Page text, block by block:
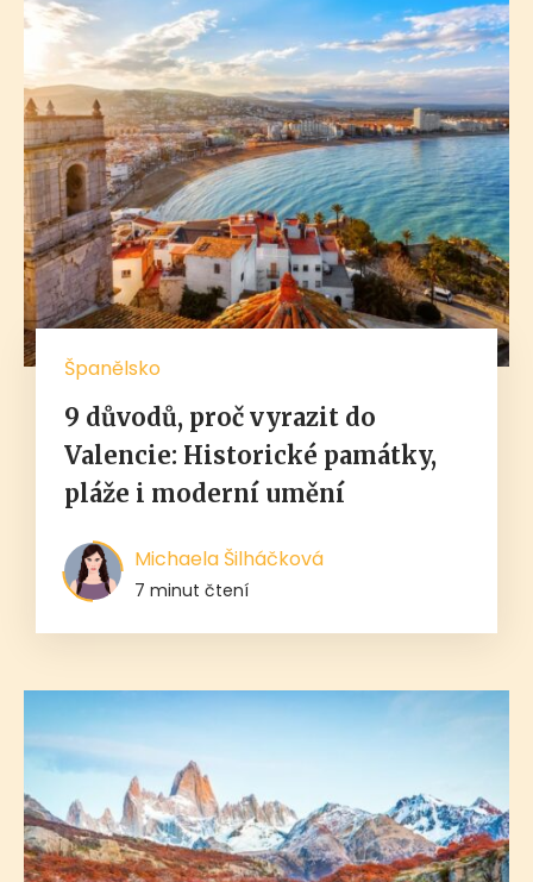
Španělsko
9 důvodů, proč vyrazit do
Valencie: Historické památky,
pláže i moderní umění
Michaela Šilháčková
7 minut čtení